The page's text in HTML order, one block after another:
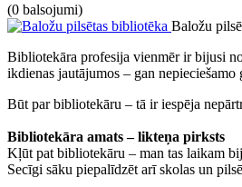
(0 balsojumi)
Baložu
Bibliotekāra profesija vienmēr ir bijusi
ikdienas jautājumos – gan
Būt par bibliotekāru – tā ir iespēja
Bibliotekāra amats – likteņa pirksts
Kļūt pat bibliotekāru – man tas laikam
Secīgi sāku piepalīdzēt arī skolas un